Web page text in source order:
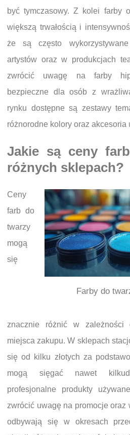
być tymczasowy. Z kolei farby
większą trwałością i
że są często
artystów oraz w produkcjach
zwrócić uwagę na farby
bezpieczne dla osób z
rynku dostępne są zestawy
różnorodne kolory oraz akcesoria
Jakie są ceny
różnych sklepach?
Farby do
Ceny
farb do
twarzy
mogą
się
znacznie różnić w
miejsca zakupu. W sklepach
się od kilku złotych za
mogą sięgać nawet
profesjonalne produkty
zwrócić uwagę na promocje oraz
odbywają się w okresach